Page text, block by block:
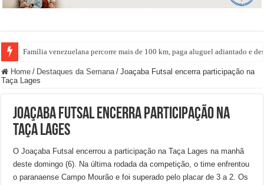
Família venezuelana percorre mais de 100 km, paga aluguel adiantado e
Home / Destaques da Semana / Joaçaba Futsal encerra participação na
Taça Lages
Joaçaba Futsal encerra participação na
Taça Lages
O Joaçaba Futsal encerrou a participação na Taça Lages na manhã
deste domingo (6). Na última rodada da competição, o time enfrentou
o paranaense Campo Mourão e foi superado pelo placar de 3 a 2. Os